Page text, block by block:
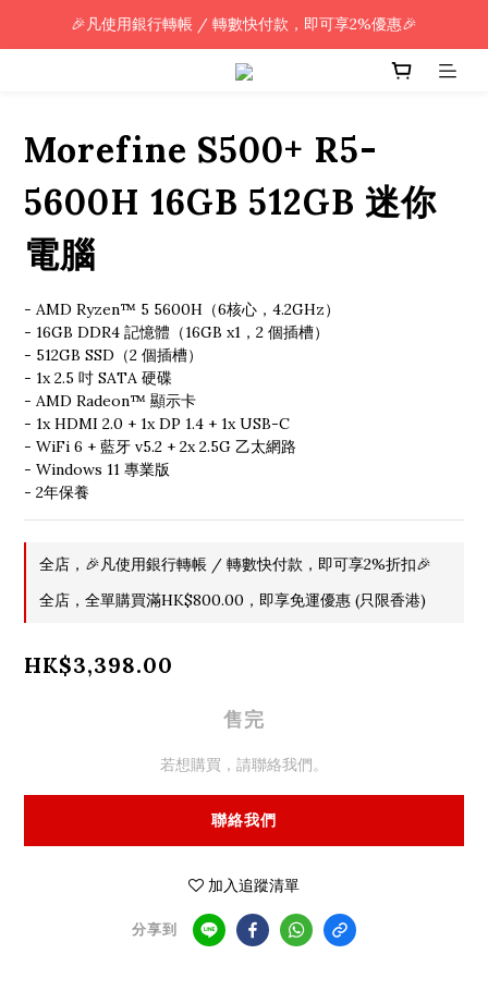
🎉凡使用銀行轉帳 / 轉數快付款，即可享2%優惠🎉
🎉凡使用銀行轉帳 / 轉數快付款，即可享2%優惠🎉
全單購買滿HK$800.00，即享免運優惠 (只限香港)
Morefine S500+ R5-
5600H 16GB 512GB 迷你
電腦
- AMD Ryzen™ 5 5600H（6核心，4.2GHz）
- 16GB DDR4 記憶體（16GB x1，2 個插槽）
- 512GB SSD（2 個插槽）
- 1x 2.5 吋 SATA 硬碟
- AMD Radeon™ 顯示卡
- 1x HDMI 2.0 + 1x DP 1.4 + 1x USB-C
- WiFi 6 + 藍牙 v5.2 + 2x 2.5G 乙太網路
- Windows 11 專業版
- 2年保養
全店，🎉凡使用銀行轉帳 / 轉數快付款，即可享2%折扣🎉
全店，全單購買滿HK$800.00，即享免運優惠 (只限香港)
HK$3,398.00
售完
若想購買，請聯絡我們。
聯絡我們
加入追蹤清單
分享到